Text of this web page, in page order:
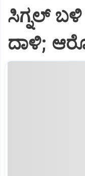
ಸಿಗ್ನಲ್‌ ಬಳಿ
ದಾಳಿ;